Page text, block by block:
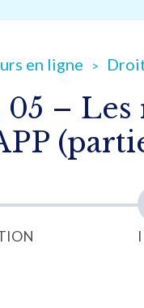
en ligne
– Les